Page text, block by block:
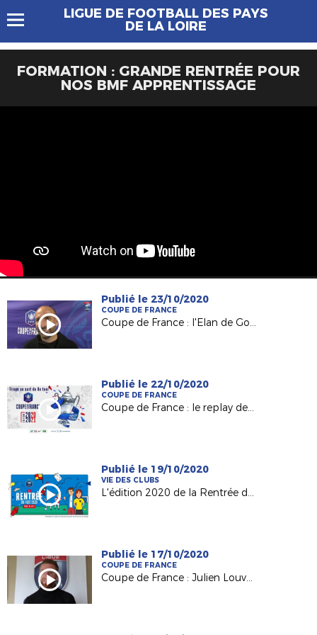
LIGUE DE FOOTBALL DES PAYS
DE LA LOIRE
FORMATION : GRANDE RENTRÉE POUR
NOS BMF APPRENTISSAGE
Publié le 23/10/2020
COUPE DE FRANCE
Coupe de France : l'Elan de Gorges (R2) toujours en course !
Publié le 22/10/2020
COUPE DE FRANCE
Coupe de France : le replay des tirages au sort !
Publié le 19/10/2020
VIE DES CLUBS
L'édition 2020 de la Rentrée du Foot !
Publié le 17/10/2020
COUPE DE FRANCE
Coupe de France : Julien Louvet (Pat. Bonnétable) au défi de St Nazaire